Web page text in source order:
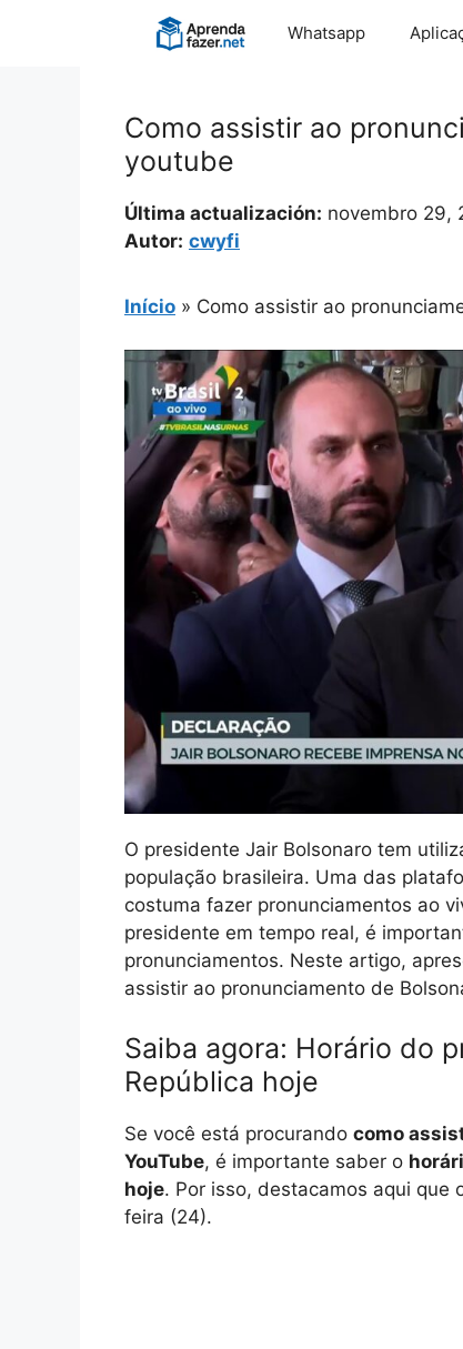
Whatsapp
Como assistir ao
youtube
Última actualización: novembro 29,
Autor: cwyfi
Início » Como assistir ao
O presidente Jair Bolsonaro tem
população brasileira. Uma das
costuma fazer pronunciamentos ao
presidente em tempo real, é
pronunciamentos. Neste artigo,
assistir ao pronunciamento de
Saiba agora: Horário do
República hoje
Se você está procurando como
YouTube, é importante saber o
hoje. Por isso, destacamos aqui que
feira (24).